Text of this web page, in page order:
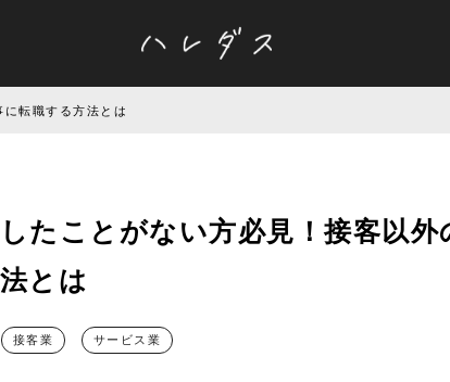
転職する方法とは
たことがない方必見！接客以外
とは
接客業 サービス業